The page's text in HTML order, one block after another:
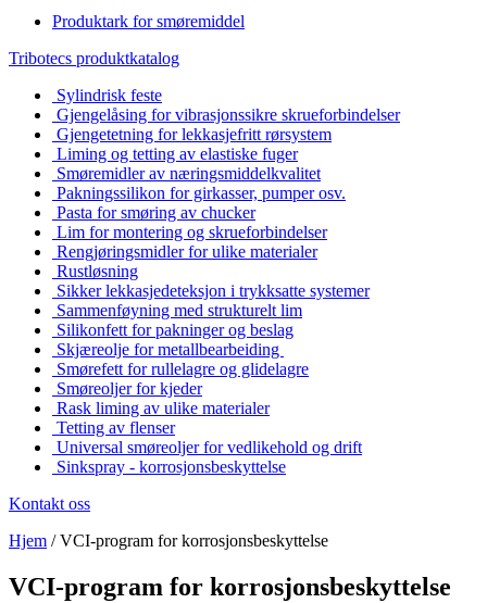
Produktark for smøremiddel
Tribotecs produktkatalog
Sylindrisk feste
Gjengelåsing for vibrasjonssikre skrueforbindelser
Gjengetetning for lekkasjefritt rørsystem
Liming og tetting av elastiske fuger
Smøremidler av næringsmiddelkvalitet
Pakningssilikon for girkasser, pumper osv.
Pasta for smøring av chucker
Lim for montering og skrueforbindelser
Rengjøringsmidler for ulike materialer
Rustløsning
Sikker lekkasjedeteksjon i trykksatte systemer
Sammenføyning med strukturelt lim
Silikonfett for pakninger og beslag
Skjæreolje for metallbearbeiding
Smørefett for rullelagre og glidelagre
Smøreoljer for kjeder
Rask liming av ulike materialer
Tetting av flenser
Universal smøreoljer for vedlikehold og drift
Sinkspray - korrosjonsbeskyttelse
Kontakt oss
Hjem /VCI-program for korrosjonsbeskyttelse
VCI-program for korrosjonsbeskyttelse